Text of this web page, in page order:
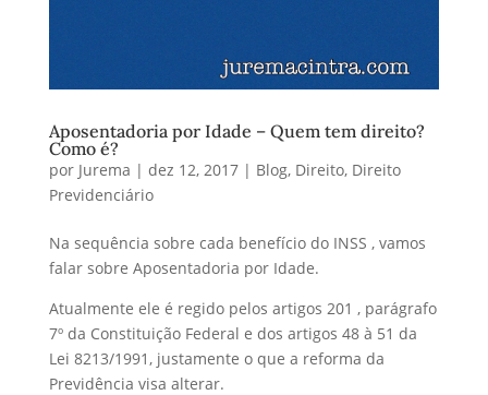
Aposentadoria por Idade – Quem tem direito?
Como é?
por Jurema | dez 12, 2017| Blog, Direito, Direito
Previdenciário
Na sequência sobre cada benefício do INSS , vamos
falar sobre Aposentadoria por Idade.
Atualmente ele é regido pelos artigos 201 , parágrafo
7º da Constituição Federal e dos artigos 48 à 51 da
Lei 8213/1991, justamente o que a reforma da
Previdência visa alterar.